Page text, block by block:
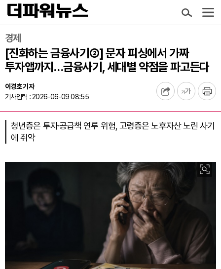
경제
[진화하는 금융사기②] 문자 피싱에서 가짜
투자앱까지…금융사기, 세대별 약점을 파고든다
이경호 기자
기사입력 : 2026-06-09 08:55
청년층은 투자·공급책 연루 위험, 고령층은 노후자산 노린 사기
에 취약